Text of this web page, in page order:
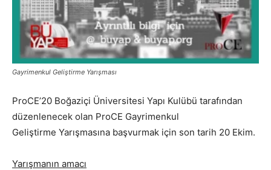
Gayrimenkul Geliştirme Yarışması
ProCE’20 Boğaziçi Üniversitesi Yapı Kulübü tarafından
düzenlenecek olan ProCE Gayrimenkul
Geliştirme Yarışmasına başvurmak için son tarih 20 Ekim.
Yarışmanın amacı